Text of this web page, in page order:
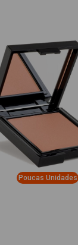
Poucas Unidades